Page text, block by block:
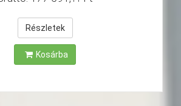
Részletek
Kosárba